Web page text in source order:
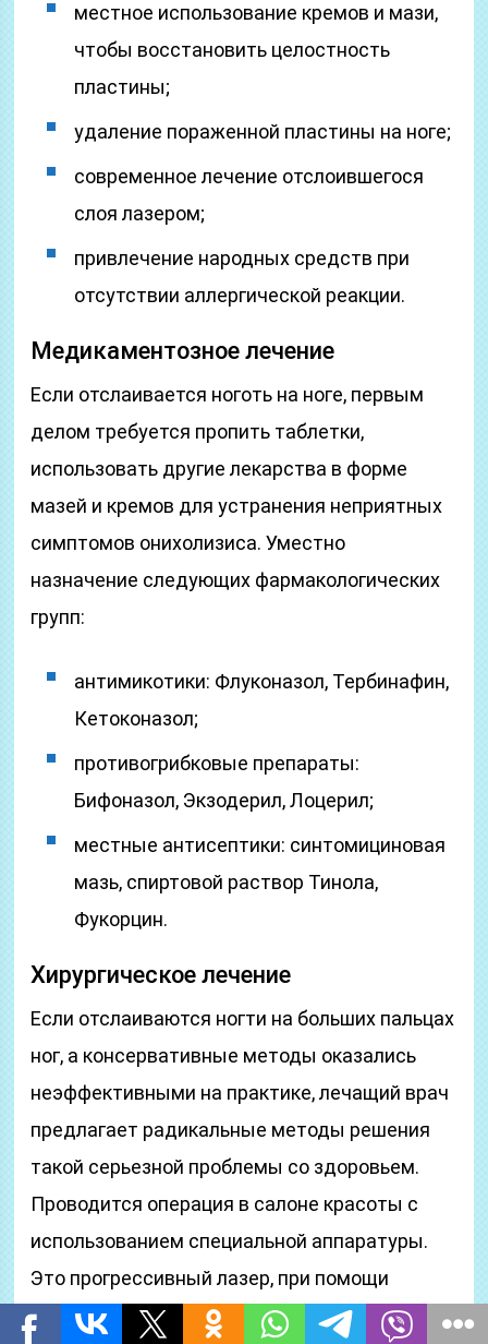
местное использование кремов и мази,
чтобы восстановить целостность
пластины;
удаление пораженной пластины на ноге;
современное лечение отслоившегося
слоя лазером;
привлечение народных средств при
отсутствии аллергической реакции.
Медикаментозное лечение
Если отслаивается ноготь на ноге, первым
делом требуется пропить таблетки,
использовать другие лекарства в форме
мазей и кремов для устранения неприятных
симптомов онихолизиса. Уместно
назначение следующих фармакологических
групп:
антимикотики: Флуконазол, Тербинафин,
Кетоконазол;
противогрибковые препараты:
Бифоназол, Экзодерил, Лоцерил;
местные антисептики: синтомициновая
мазь, спиртовой раствор Тинола,
Фукорцин.
Хирургическое лечение
Если отслаиваются ногти на больших пальцах
ног, а консервативные методы оказались
неэффективными на практике, лечащий врач
предлагает радикальные методы решения
такой серьезной проблемы со здоровьем.
Проводится операция в салоне красоты с
использованием специальной аппаратуры.
Это прогрессивный лазер, при помощи
которого иссекают видимые очаги